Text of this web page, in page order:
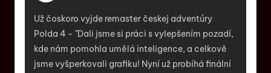
Už čoskoro vyjde remaster českej adventúry
Polda 4 - "Dali jsme si práci s vylepšením pozadí,
kde nám pomohla umělá inteligence, a celkově
jsme vyšperkovali grafiku! Nyní už probíhá finální